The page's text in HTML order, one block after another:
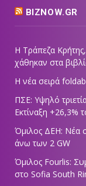
BIZNOW.GR
Η Τράπεζα
χάθηκαν στα
Η νέα σειρά
ΠΣΕ: Υψηλό
Εκτίναξη +26,3%
Όμιλος ΔΕΗ: Νέα
άνω των 2 GW
Όμιλος Fourlis:
στο Sofia South